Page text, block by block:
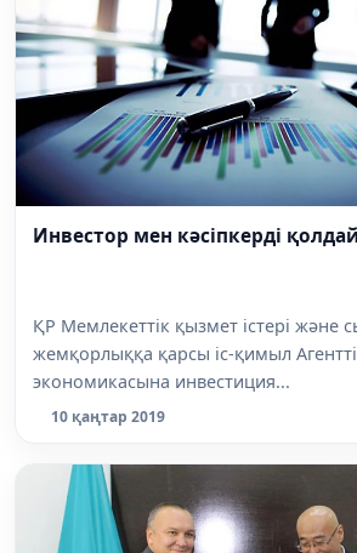
Инвестор мен кәсіпкерді
ҚР Мемлекеттік қызмет істері және
жемқорлыққа қарсы іс-қимыл
экономикасына инвестиция...
10 қаңтар 2019